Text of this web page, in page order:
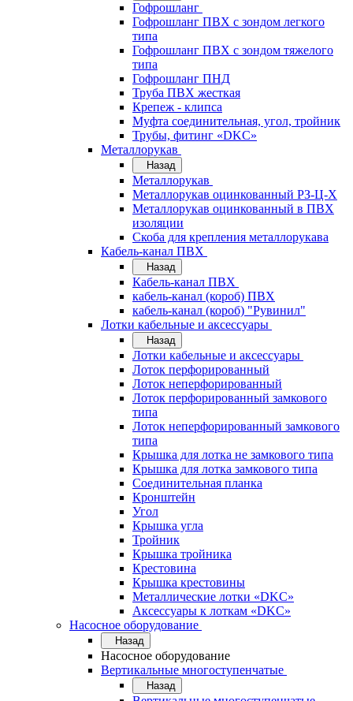
Гофрошланг
Гофрошланг ПВХ с зондом легкого
типа
Гофрошланг ПВХ с зондом тяжелого
типа
Гофрошланг ПНД
Труба ПВХ жесткая
Крепеж - клипса
Муфта соединительная, угол, тройник
Трубы, фитинг «DKC»
Металлорукав
Назад
Металлорукав
Металлорукав оцинкованный РЗ-Ц-Х
Металлорукав оцинкованный в ПВХ
изоляции
Скоба для крепления металлорукава
Кабель-канал ПВХ
Назад
Кабель-канал ПВХ
кабель-канал (короб) ПВХ
кабель-канал (короб) "Рувинил"
Лотки кабельные и аксессуары
Назад
Лотки кабельные и аксессуары
Лоток перфорированный
Лоток неперфорированный
Лоток перфорированный замкового
типа
Лоток неперфорированный замкового
типа
Крышка для лотка не замкового типа
Крышка для лотка замкового типа
Соединительная планка
Кронштейн
Угол
Крышка угла
Тройник
Крышка тройника
Крестовина
Крышка крестовины
Металлические лотки «DKC»
Аксессуары к лоткам «DKC»
Насосное оборудование
Назад
Насосное оборудование
Вертикальные многоступенчатые
Назад